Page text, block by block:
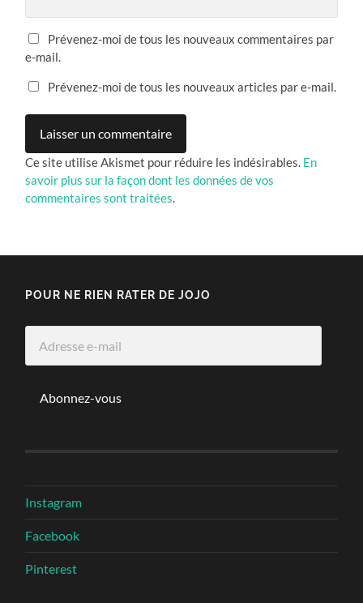
Prévenez-moi de tous les nouveaux commentaires par
e-mail.
Prévenez-moi de tous les nouveaux articles par e-mail.
Ce site utilise Akismet pour réduire les indésirables. En
savoir plus sur la façon dont les données de vos
commentaires sont traitées.
POUR NE RIEN RATER DE JOJO
Abonnez-vous
Instagram
Facebook
Pinterest